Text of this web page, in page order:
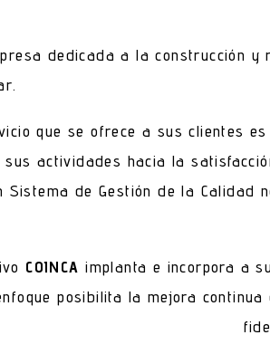
dedicada a la construcción
que se ofrece a sus clientes
sus actividades hacia la
Sistema de Gestión de la
COINCA implanta e incorpora a
posibilita la mejora